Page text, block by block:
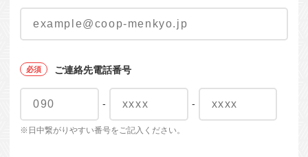
ご連絡先電話番号
- -
※日中繋がりやすい番号をご記入ください。